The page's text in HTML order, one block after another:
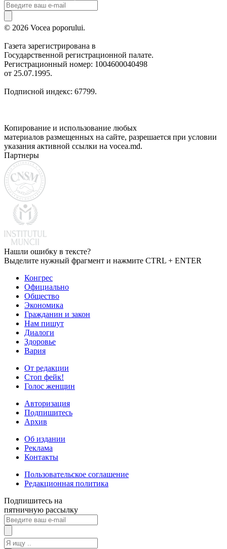
© 2026 Vocea poporului.
Газета зарегистрирована в
Государственной регистрационной палате.
Регистрационный номер: 1004600040498
от 25.07.1995.
Подписной индекс: 67799.
Копирование и использование любых
материалов размещенных на сайте, разрешается при условии
указания активной ссылки на vocea.md.
Партнеры
Нашли ошибку в тексте?
Выделите нужный фрагмент и нажмите CTRL + ENTER
Конгрес
Официально
Общество
Экономика
Гражданин и закон
Нам пишут
Диалоги
Здоровье
Вария
От редакции
Стоп фейк!
Голос женщин
Авторизация
Подпишитесь
Архив
Об издании
Реклама
Контакты
Пользовательское соглашение
Редакционная политика
Подпишитесь на
пятничную рассылку